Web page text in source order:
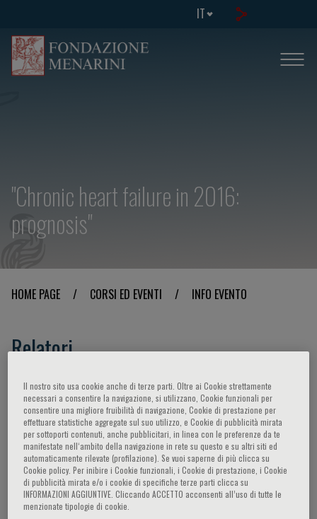
IT
"Chronic heart failure in 2016:
prognosis"
HOME PAGE / CORSI ED EVENTI / INFO EVENTO
Relatori
Coats Andrew J.S.,Seferovic Petar M.,Agostoni
Piergiuseppe,Paolillo Stefania,Frigerio Maria,
Senni Michele,Cohen-Solal Alain,Hager Alfred,
Corrà Ugo,Dumitrescu Daniel,Mancini Donna,
Scrutinio Domenico,Piepoli Massimo
Francesco, Pina Ileana,Swenson Erik,Magrì
Damiano,Casini Alessandro,Gitt Anselm,Merlo
Marco,Contini Mauro,
Il nostro sito usa cookie anche di terze parti. Oltre ai Cookie strettamente
necessari a consentire la navigazione, si utilizzano, Cookie funzionali per
consentire una migliore fruibilità di navigazione, Cookie di prestazione per
effettuare statistiche aggregate sul suo utilizzo, e Cookie di pubblicità mirata
per sottoporti contenuti, anche pubblicitari, in linea con le preferenze da te
manifestate nell‘ambito della navigazione in rete su questo e su altri siti ed
automaticamente rilevate (profilazione). Se vuoi saperne di più clicca su
Cookie policy. Per inibire i Cookie funzionali, i Cookie di prestazione, i Cookie
di pubblicità mirata e/o i cookie di specifiche terze parti clicca su
INFORMAZIONI AGGIUNTIVE. Cliccando ACCETTO acconsenti all’uso di tutte le
menzionate tipologie di cookie.